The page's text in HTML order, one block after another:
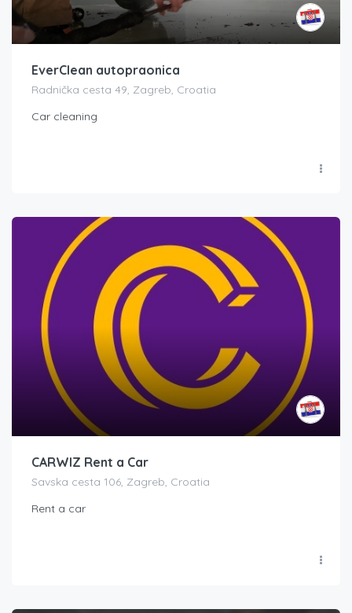
EverClean autopraonica
Radnička cesta 49, Zagreb, Croatia
Car cleaning
CARWIZ Rent a Car
Savska cesta 106, Zagreb, Croatia
Rent a car